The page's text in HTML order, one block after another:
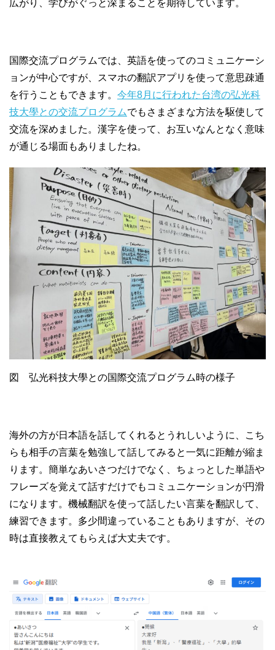
広がり、学びがぐっと深まることを期待しています。
国際交流プログラムでは、英語を使ってのコミュニケーシ
ョンが中心ですが、スマホの翻訳アプリを使って意思疎通
を行うこともできます。 今年8月に行われた台湾の弘光科
技大學との交流プログラムでもさまざまな方法を駆使して
交流を深めました。漢字を使って、お互いなんとなく意味
が通じる場面もありましたね。
図 弘光科技大學との国際交流プログラム時の様子
海外の方が日本語を話してくれるとうれしいように、こち
らも相手の言葉を勉強して話してみると一気に距離が縮ま
ります。簡単なあいさつだけでなく、ちょっとした単語や
フレーズを覚えて話すだけでもコミュニケーションが円滑
になります。機械翻訳を使って話したい言葉を翻訳して、
練習できます。多少間違っていることもありますが、その
時は直接教えてもらえば大丈夫です。